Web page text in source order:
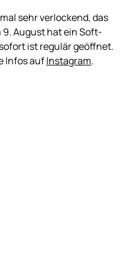
sehr verlockend, das
August hat ein Soft-
ist regulär geöffnet.
Infos aufInstagram.